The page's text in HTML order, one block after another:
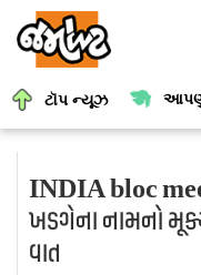
ટૉપ ન્યૂઝ આપણું
INDIA bloc
ખડગેના નામનો
વાત